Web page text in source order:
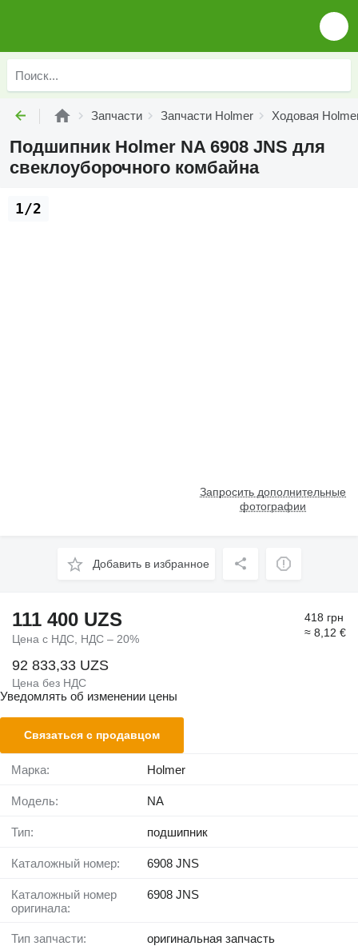
Запчасти Запчасти Holmer Ходовая
Подшипник Holmer NA 6908 JNS для
свеклоуборочного комбайна
Запросить дополнительные
фотографии
1/2
Добавить в избранное
111 400 UZS
Цена с НДС, НДС – 20%
418 грн
≈ 8,12 €
92 833,33 UZS
Цена без НДС
Уведомлять об изменении цены
Связаться с продавцом
Марка: Holmer
Модель: NA
Тип: подшипник
Каталожный номер: 6908 JNS
Каталожный номер
оригинала:
6908 JNS
Тип запчасти: оригинальная запчасть